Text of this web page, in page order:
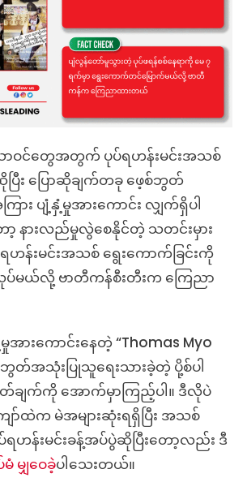
င်တွေအတွက် ပုပ်ရဟန်းမင်းအသစ်
ြီး ပြောဆိုချက်တခု ဖေ့စ်ဘွတ်
း ပျံ့နှံ့မှုအားကောင်း လျှက်ရှိပါ
ားလည်မှုလွဲစေနိုင်တဲ့ သတင်းမှား
ဟန်းမင်းအသစ် ရွေးကောက်ခြင်းကို
ပ်မယ်လို့ ဗာတီကန်စီးတီးက ကြေညာ
ားကောင်းနေတဲ့ “Thomas Myo
တ်အသုံးပြုသူရေးသားခဲ့တဲ့ ပို့စ်ပါ
ချက်ကို အောက်မှာကြည့်ပါ။ ဒီလိုပဲ
ာ်ထဲက မဲအများဆုံးရရှိပြီး အသစ်
န်းမင်းခန့်အပ်ပွဲဆိုပြီးတော့လည်း ဒီ
မျှဝေခဲ့ပါသေးတယ်။